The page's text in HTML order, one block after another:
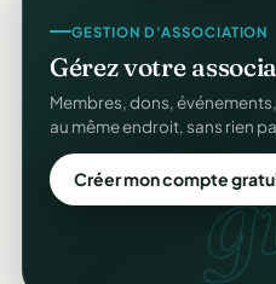
GESTION D'ASSOCIATION
Gérez votre
Membres, dons,
au même endroit, sans rien
Créer mon compte